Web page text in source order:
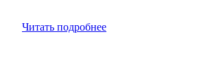
Читать подробнее